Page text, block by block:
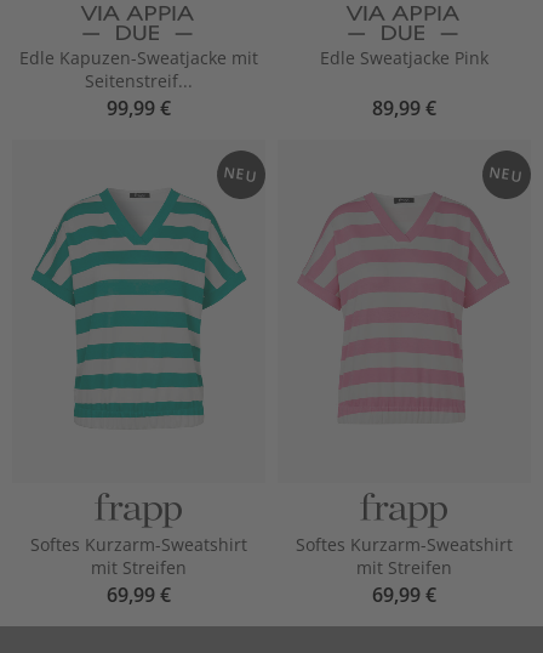
Edle Kapuzen-Sweatjacke mit
Seitenstreif...
99,99 €
Edle Sweatjacke Pink
89,99 €
NEU
Softes Kurzarm-Sweatshirt
mit Streifen
69,99 €
NEU
Softes Kurzarm-Sweatshirt
mit Streifen
69,99 €